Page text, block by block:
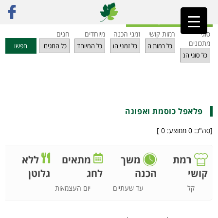
ראשי»מתכונים פלאפל כוסמת ואפונה
חזרה לאינדקס מתכונים
סוגי
מתכונים
רמות קושי זמני הכנה מיוחדים חגים
חפשו
פלאפל כוסמת ואפונה
[סה"כ: 0 ממוצע: 0
]
רמת
קושי
קל
משך
הכנה
עד שעתיים
מתאים
לחג
יום העצמאות
ללא
גלוטן